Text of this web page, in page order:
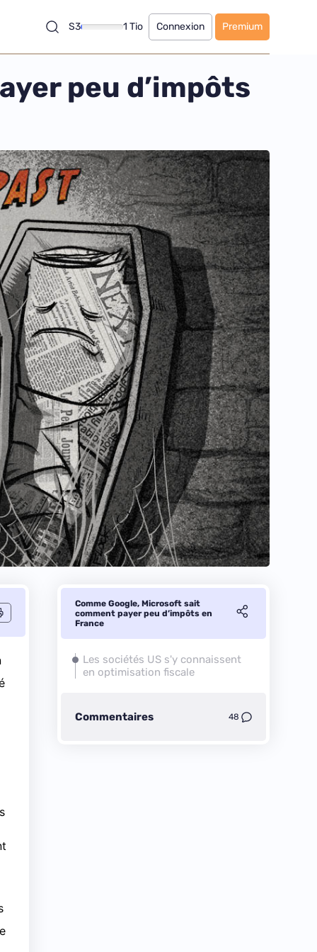
S3 1 Tio Connexion Premium
peu d’impôts
Comme Google, Microsoft sait
comment payer peu d’impôts en
France
Les sociétés US s'y connaissent
en optimisation fiscale
Commentaires 48